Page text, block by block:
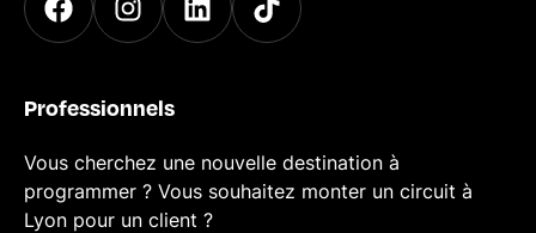
Professionnels
Vous cherchez une nouvelle destination à
programmer ? Vous souhaitez monter un circuit à
Lyon pour un client ?